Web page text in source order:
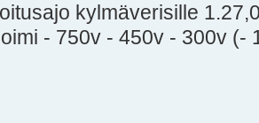
kylmäverisille
- 750v - 450v - 300v (-